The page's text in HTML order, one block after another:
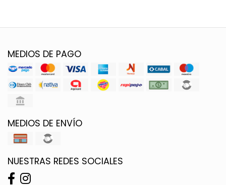
MEDIOS DE PAGO
MEDIOS DE ENVÍO
NUESTRAS REDES SOCIALES